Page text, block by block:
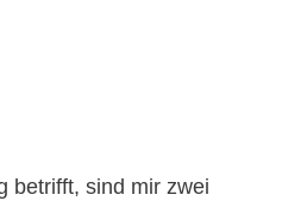
betrifft, sind mir zwei